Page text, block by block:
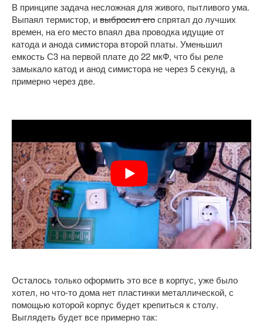
В принципе задача несложная для живого, пытливого ума.
Выпаял термистор, ивыбросил егоспрятал до лучших
времен, на его место впаял два проводка идущие от
катода и анода симистора второй платы. Уменьшил
емкость С3 на первой плате до 22 мкФ, что бы реле
замыкало катод и анод симистора не через 5 секунд, а
примерно через две.
Осталось только оформить это все в корпус, уже было
хотел, но что-то дома нет пластинки металлической, с
помощью которой корпус будет крепиться к столу.
Выглядеть будет все примерно так: